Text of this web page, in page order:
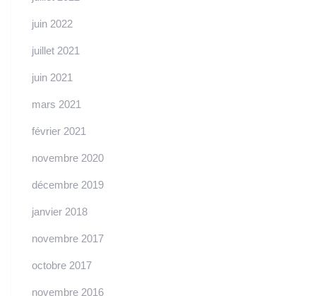
juin 2022
juillet 2021
juin 2021
mars 2021
février 2021
novembre 2020
décembre 2019
janvier 2018
novembre 2017
octobre 2017
novembre 2016